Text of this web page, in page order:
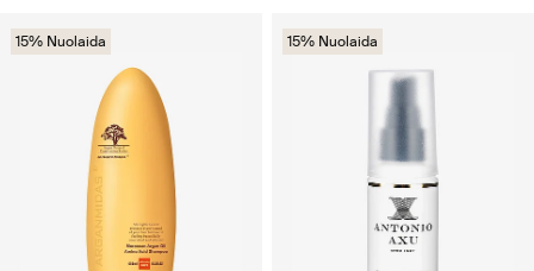
15% Nuolaida 15% Nuolaida